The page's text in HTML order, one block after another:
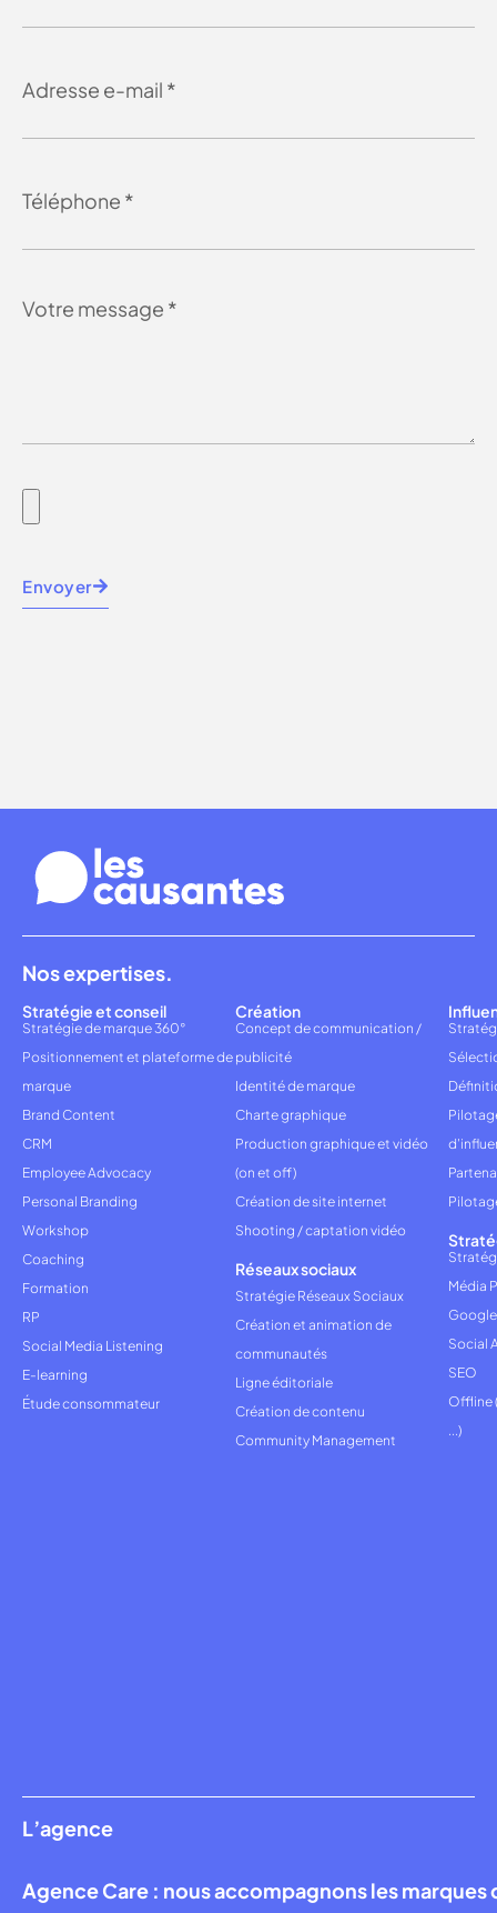
Envoyer
L’agence
Agence Care : nous accompagnons les
Nos expertises.
Stratégie et conseil
Stratégie de marque 360°
Positionnement et plateforme de
marque
Brand Content
CRM
Employee Advocacy
Personal Branding
Workshop
Coaching
Formation
RP
Social Media Listening
E-learning
Étude consommateur
Création
Concept de communication /
publicité
Identité de marque
Charte graphique
Production graphique et vidéo
(on et off)
Création de site internet
Shooting / captation vidéo
Réseaux sociaux
Stratégie Réseaux Sociaux
Création et animation de
communautés
Ligne éditoriale
Création de contenu
Community Management
Média
Social
SEO
Offline
...)